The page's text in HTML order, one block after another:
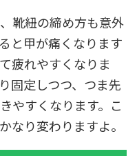
靴紐の締め方も意外
と甲が痛くなります
疲れやすくなりま
固定しつつ、つま先
やすくなります。こ
なり変わりますよ。